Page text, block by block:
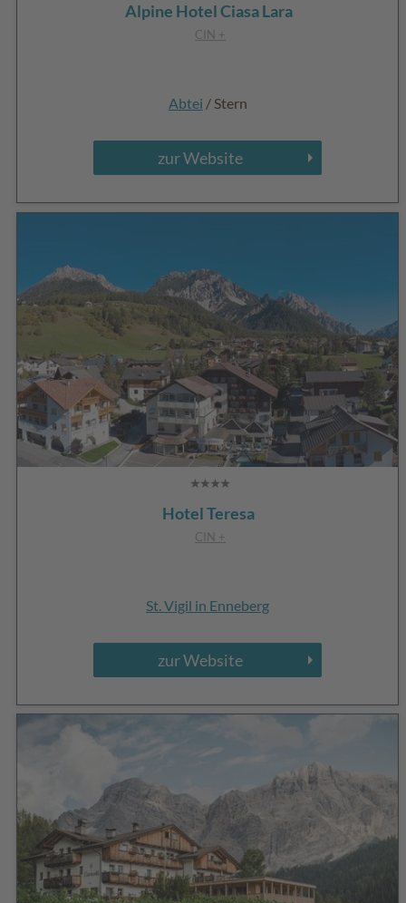
Alpine Hotel Ciasa Lara
CIN +
Abtei / Stern
zur Website
Hotel Teresa
CIN +
St. Vigil in Enneberg
zur Website